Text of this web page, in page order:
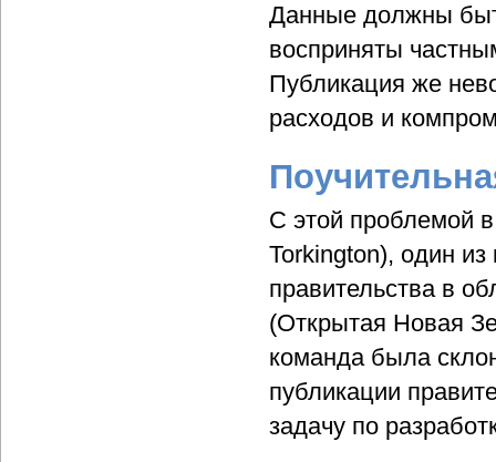
Данные должны
восприняты
Публикация же
расходов и
С этой проблемой
Torkington), один из
правительства в
(Открытая Новая
команда была
публикации
задачу по